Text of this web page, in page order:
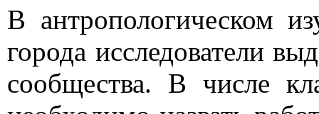
В антропологическом
города исследователи
сообщества. В числе